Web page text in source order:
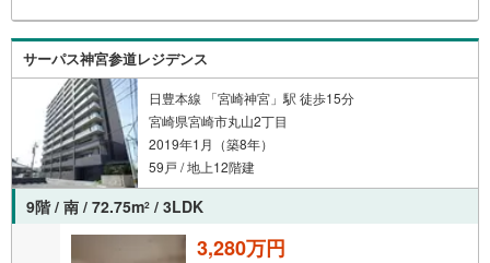
サーパス神宮参道レジデンス
日豊本線 「宮崎神宮」駅 徒歩15分
宮崎県宮崎市丸山2丁目
2019年1月（築8年）
59戸 / 地上12階建
9階 / 南 / 72.75m2 / 3LDK
3,280万円